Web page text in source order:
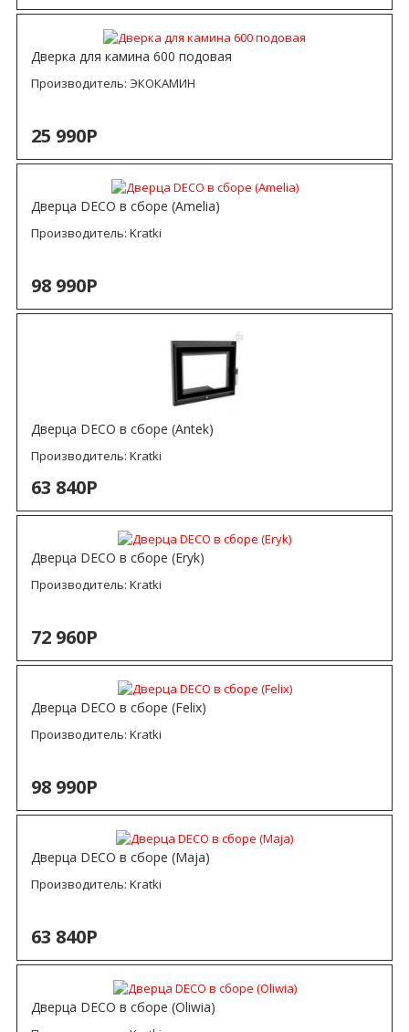
Дверка для камина 600 подовая
Производитель: ЭКОКАМИН
25 990Р
Дверца DECO в сборе (Amelia)
Производитель: Kratki
98 990Р
Дверца DECO в сборе (Antek)
Производитель: Kratki
63 840Р
Дверца DECO в сборе (Eryk)
Производитель: Kratki
72 960Р
Дверца DECO в сборе (Felix)
Производитель: Kratki
98 990Р
Дверца DECO в сборе (Maja)
Производитель: Kratki
63 840Р
Дверца DECO в сборе (Oliwia)